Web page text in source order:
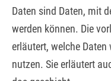
Daten sind Daten, mit
werden können. Die
erläutert, welche
nutzen. Sie erläutert